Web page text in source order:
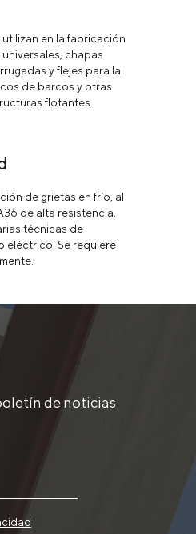
en la fabricación
chapas
y flejes para la
de barcos y otras
flotantes.
de grietas en frío, al
de alta resistencia,
técnicas de
eléctrico. Se requiere
de noticias